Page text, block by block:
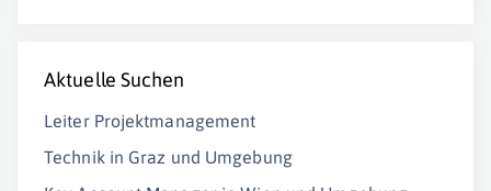
Aktuelle Suchen
Leiter Projektmanagement
Technik in Graz und Umgebung